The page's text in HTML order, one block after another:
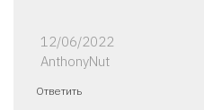
12/06/2022
AnthonyNut
Ответить